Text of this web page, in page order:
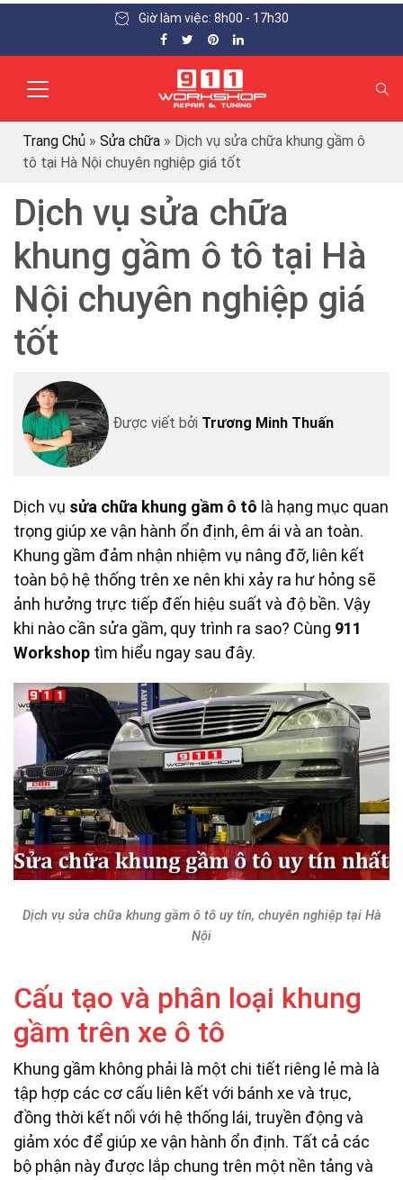
Giờ làm việc: 8h00 - 17h30
Trang Chủ » Sửa chữa » Dịch vụ sửa chữa khung gầm ô
tô tại Hà Nội chuyên nghiệp giá tốt
Dịch vụ sửa chữa
khung gầm ô tô tại Hà
Nội chuyên nghiệp giá
tốt
Được viết bởi Trương Minh Thuấn
Dịch vụ sửa chữa khung gầm ô tô là hạng mục quan
trọng giúp xe vận hành ổn định, êm ái và an toàn.
Khung gầm đảm nhận nhiệm vụ nâng đỡ, liên kết
toàn bộ hệ thống trên xe nên khi xảy ra hư hỏng sẽ
ảnh hưởng trực tiếp đến hiệu suất và độ bền. Vậy
khi nào cần sửa gầm, quy trình ra sao? Cùng 911
Workshop tìm hiểu ngay sau đây.
Dịch vụ sửa chữa khung gầm ô tô uy tín, chuyên nghiệp tại Hà
Nội
Cấu tạo và phân loại khung
gầm trên xe ô tô
Khung gầm không phải là một chi tiết riêng lẻ mà là
tập hợp các cơ cấu liên kết với bánh xe và trục,
đồng thời kết nối với hệ thống lái, truyền động và
giảm xóc để giúp xe vận hành ổn định. Tất cả các
bộ phận này được lắp chung trên một nền tảng và